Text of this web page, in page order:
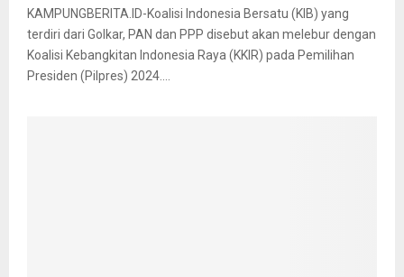
KAMPUNGBERITA.ID-Koalisi Indonesia Bersatu (KIB) yang
terdiri dari Golkar, PAN dan PPP disebut akan melebur dengan
Koalisi Kebangkitan Indonesia Raya (KKIR) pada Pemilihan
Presiden (Pilpres) 2024....